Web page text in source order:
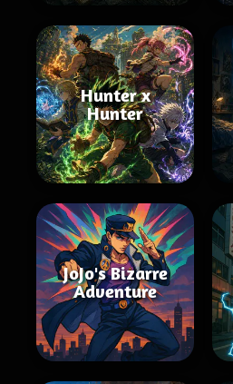
Hunter x
Hunter
JoJo's Bizarre
Adventure